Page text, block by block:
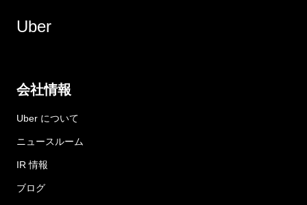
Uber
会社情報
Uber について
ニュースルーム
IR 情報
ブログ